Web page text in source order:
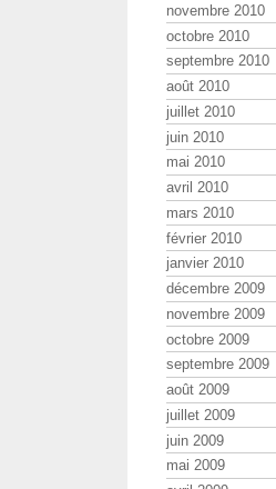
novembre 2010
octobre 2010
septembre 2010
août 2010
juillet 2010
juin 2010
mai 2010
avril 2010
mars 2010
février 2010
janvier 2010
décembre 2009
novembre 2009
octobre 2009
septembre 2009
août 2009
juillet 2009
juin 2009
mai 2009